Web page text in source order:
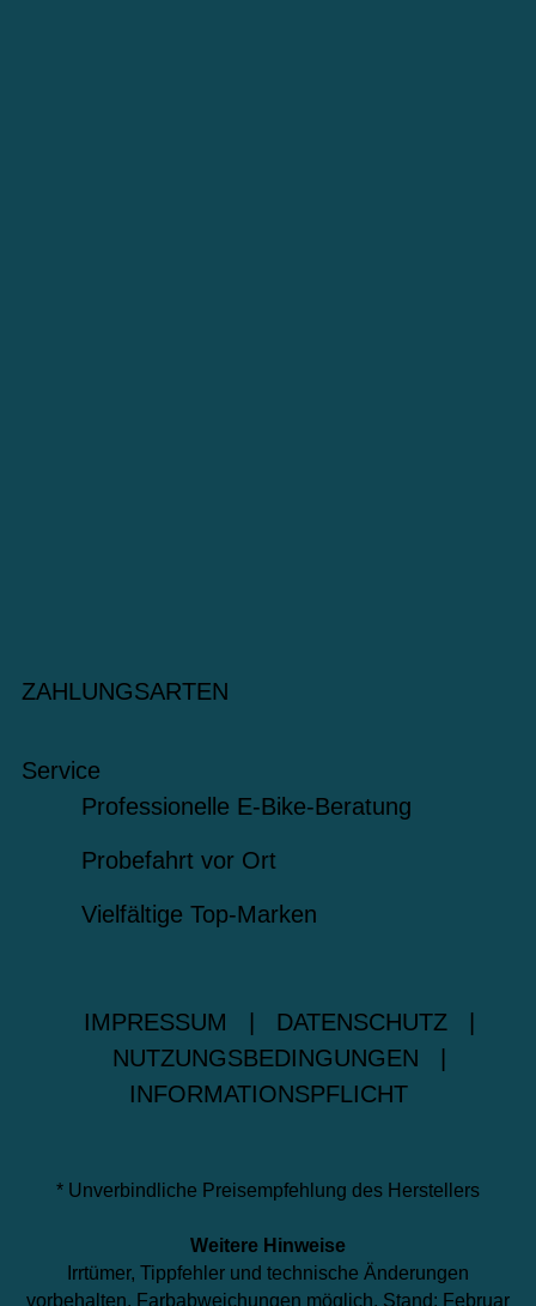
ZAHLUNGSARTEN
Service
Professionelle E-Bike-Beratung
Probefahrt vor Ort
Vielfältige Top-Marken
IMPRESSUM DATENSCHUTZ
NUTZUNGSBEDINGUNGEN
INFORMATIONSPFLICHT
* Unverbindliche Preisempfehlung des Herstellers
Weitere Hinweise
Irrtümer, Tippfehler und technische Änderungen
vorbehalten. Farbabweichungen möglich. Stand: Februar